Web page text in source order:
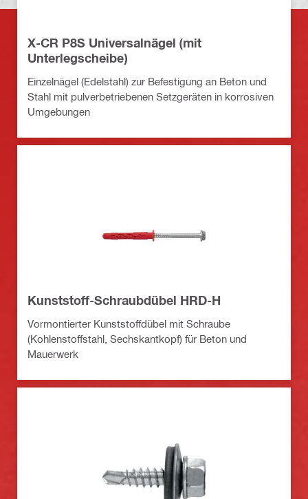
X-CR P8S Universalnägel (mit
Unterlegscheibe)
Einzelnägel (Edelstahl) zur Befestigung an Beton und
Stahl mit pulverbetriebenen Setzgeräten in korrosiven
Umgebungen
Kunststoff-Schraubdübel HRD-H
Vormontierter Kunststoffdübel mit Schraube
(Kohlenstoffstahl, Sechskantkopf) für Beton und
Mauerwerk